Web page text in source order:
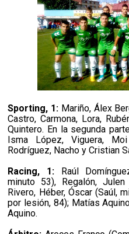
Sporting, 1: Mariño, Álex
Castro, Carmona, Lora,
Quintero. En la segunda
Isma López, Viguera,
Rodríguez, Nacho y Cristian
Racing, 1: Raúl
minuto 53), Regalón,
Rivero, Héber, Óscar (Saúl,
por lesión, 84); Matías
Aquino.